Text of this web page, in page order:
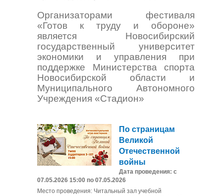
Организаторами фестиваля
«Готов к труду и обороне»
является Новосибирский
государственный университет
экономики и управления при
поддержке Министерства спорта
Новосибирской области и
Муниципального Автономного
Учреждения «Стадион»
По страницам
Великой
Отечественной
войны
Дата проведения: с
07.05.2026 15:00 по 07.05.2026
Место проведения: Читальный зал учебной